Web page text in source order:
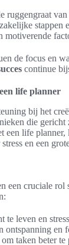
ruggengraat
motiverende
de focus en
continue
life planner
bij het
die gericht
een life
en een
een cruciale
te leven en
ontspanning en
taken beter